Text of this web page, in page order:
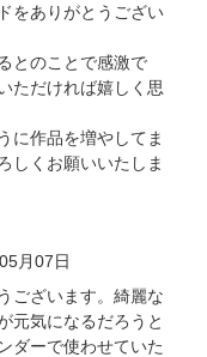
をありがとうござい
とのことで感激で
ただければ嬉しく思
に作品を増やしてま
しくお願いいたしま
月07日
ございます。綺麗な
元気になるだろうと
ダーで使わせていた